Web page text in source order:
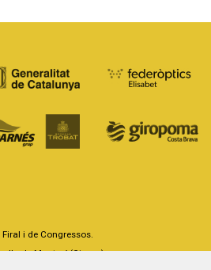
Firal i de Congressos.
de Montgrí (Girona)